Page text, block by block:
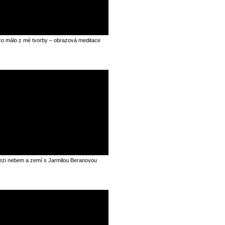
málo z mé tvorby – obrazová meditace
nebem a zemí s Jarmilou Beranovou